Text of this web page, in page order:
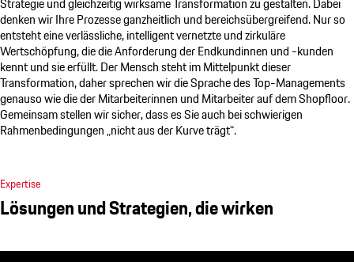
denken wir Ihre Prozesse ganzheitlich und bereichsübergreifend. Nur so
entsteht eine verlässliche, intelligent vernetzte und zirkuläre
Wertschöpfung, die die Anforderung der Endkundinnen und -kunden
kennt und sie erfüllt. Der Mensch steht im Mittelpunkt dieser
Transformation, daher sprechen wir die Sprache des Top-Managements
genauso wie die der Mitarbeiterinnen und Mitarbeiter auf dem Shopfloor.
Gemeinsam stellen wir sicher, dass es Sie auch bei schwierigen
Rahmenbedingungen „nicht aus der Kurve trägt“.
Expertise
Lösungen und Strategien, die wirken